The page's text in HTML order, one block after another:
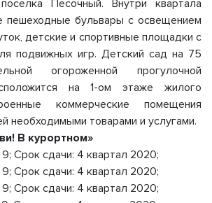
Песочный. Внутри квартала
пешеходные бульвары с освещением
детские и спортивные площадки с
подвижных игр. Детский сад на 75
огороженной прогулочной
на 1-ом этаже жилого
коммерческие помещения
необходимыми товарами и услугами.
В курортном»
Срок сдачи: 4 квартал 2020;
Срок сдачи: 4 квартал 2020;
Срок сдачи: 4 квартал 2020;